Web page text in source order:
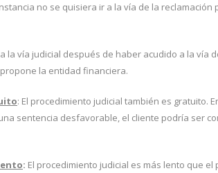
no se quisiera ir a la vía de la
la vía judicial después de haber acudido a la vía
la entidad financiera.
: El procedimiento judicial también es gratuito.
sentencia desfavorable, el cliente podría ser
: El procedimiento judicial es más lento que